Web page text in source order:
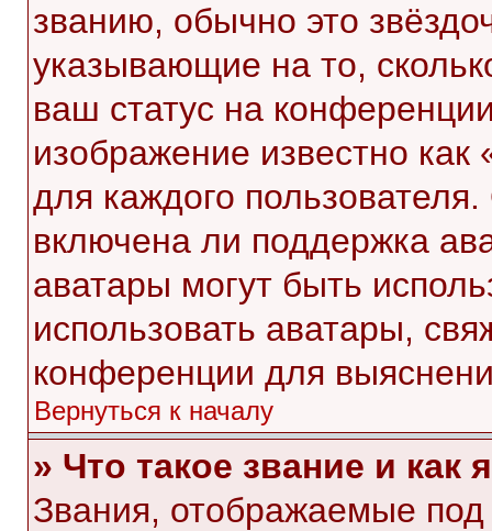
званию, обычно это
указывающие на то,
ваш статус на
изображение известно
для каждого
включена ли поддержка
аватары могут быть
использовать аватары,
конференции для
Вернуться к началу
» Что такое звание и как
Звания, отображаемые